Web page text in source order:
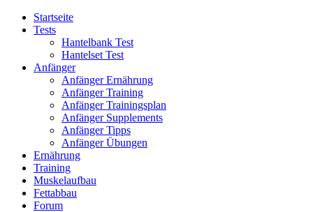
Startseite
Tests
Hantelbank Test
Hantelset Test
Anfänger
Anfänger Ernährung
Anfänger Training
Anfänger Trainingsplan
Anfänger Supplements
Anfänger Tipps
Anfänger Übungen
Ernährung
Training
Muskelaufbau
Fettabbau
Forum